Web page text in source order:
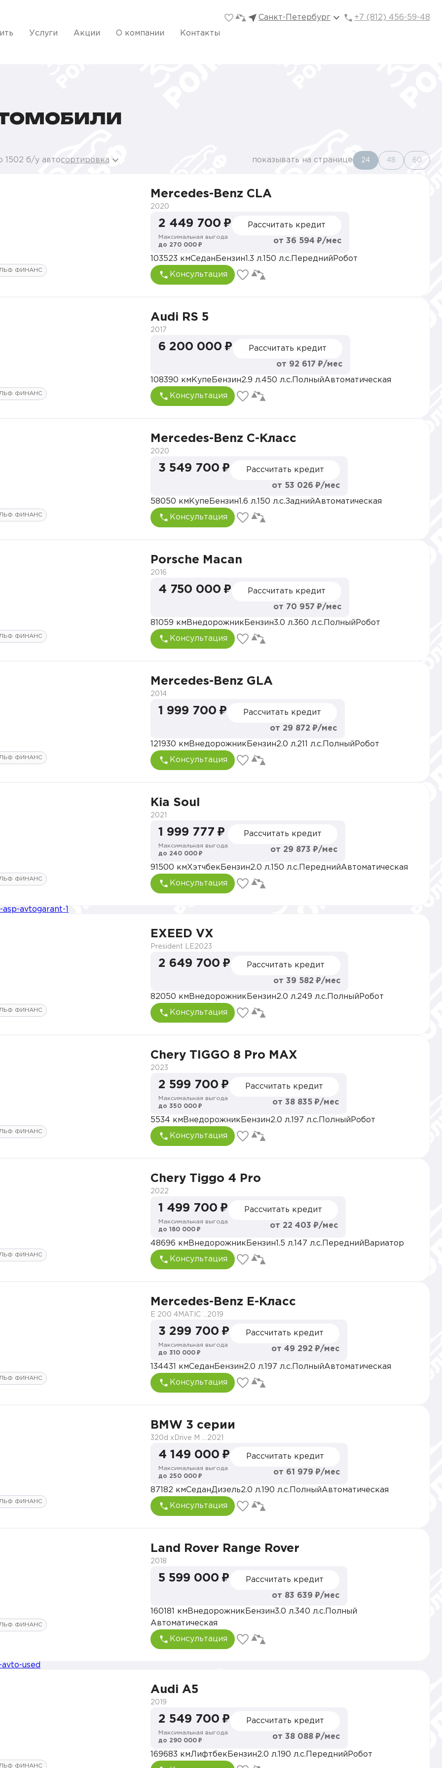
Санкт-Петербург +7 (812) 456-59-48
Услуги Акции О компании Контакты
1502 б/у автосортировка показывать на странице 24 48 60
ФИНАНС
Mercedes-Benz CLA
2020
2 449 700 ₽
Максимальная выгода
до 270 000 ₽
Рассчитать кредит
от 36 594 ₽/мес
103523 кмСедан Бензин 1.3 л. 150 л.с. Передний Робот
Консультация
ФИНАНС
Audi RS 5
2017
6 200 000 ₽ Рассчитать кредит
от 92 617 ₽/мес
108390 км Купе Бензин2.9 л.450 л.с. ПолныйАвтоматическая
Консультация
ФИНАНС
Mercedes-Benz C-Класс
2020
3 549 700 ₽ Рассчитать кредит
от 53 026 ₽/мес
58050 км Купе Бензин 1.6 л. 150 л.с.ЗаднийАвтоматическая
Консультация
ФИНАНС
Porsche Macan
2016
4 750 000 ₽ Рассчитать кредит
от 70 957 ₽/мес
81059 км Внедорожник Бензин3.0 л.360 л.с. Полный Робот
Консультация
ФИНАНС
Mercedes-Benz GLA
2014
1 999 700 ₽ Рассчитать кредит
от 29 872 ₽/мес
121930 км Внедорожник Бензин2.0 л.211 л.с. Полный Робот
Консультация
ФИНАНС
Kia Soul
2021
1 999 777 ₽
Максимальная выгода
до 240 000 ₽
Рассчитать кредит
от 29 873 ₽/мес
91500 кмХэтчбек Бензин2.0 л. 150 л.с. ПереднийАвтоматическая
Консультация
ФИНАНС
EXEED VX
President LE2023
2 649 700 ₽ Рассчитать кредит
от 39 582 ₽/мес
82050 км Внедорожник Бензин2.0 л.249 л.с. Полный Робот
Консультация
ФИНАНС
Chery TIGGO 8 Pro MAX
2023
2 599 700 ₽
Максимальная выгода
до 350 000 ₽
Рассчитать кредит
от 38 835 ₽/мес
5534 км Внедорожник Бензин2.0 л. 197 л.с. Полный Робот
Консультация
ФИНАНС
Chery Tiggo 4 Pro
2022
1 499 700 ₽
Максимальная выгода
до 180 000 ₽
Рассчитать кредит
от 22 403 ₽/мес
48696 км Внедорожник Бензин 1.5 л. 147 л.с. Передний Вариатор
Консультация
ФИНАНС
Mercedes-Benz E-Класс
2019
3 299 700 ₽
Максимальная выгода
до 310 000 ₽
Рассчитать кредит
от 49 292 ₽/мес
134431 кмСедан Бензин2.0 л. 197 л.с. ПолныйАвтоматическая
Консультация
ФИНАНС
BMW 3 серии
2021
4 149 000 ₽
Максимальная выгода
до 250 000 ₽
Рассчитать кредит
от 61 979 ₽/мес
87182 кмСеданДизель2.0 л. 190 л.с. ПолныйАвтоматическая
Консультация
ФИНАНС
Land Rover Range Rover
2018
5 599 000 ₽ Рассчитать кредит
от 83 639 ₽/мес
160181 км Внедорожник Бензин3.0 л.340 л.с. Полный
Автоматическая
Консультация
ФИНАНС
Audi A5
2019
2 549 700 ₽
Максимальная выгода
до 290 000 ₽
Рассчитать кредит
от 38 088 ₽/мес
169683 кмЛифтбек Бензин2.0 л. 190 л.с. Передний Робот